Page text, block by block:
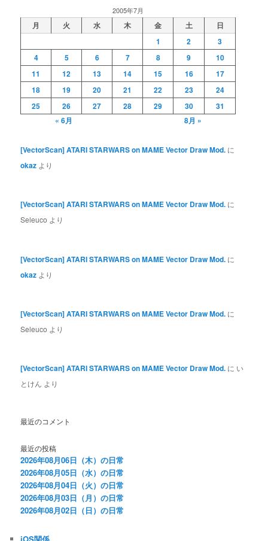
2005年7月
月 火 水 木 金 土
日
1
2
3
4
5 6 7 8 9
10
11
12 13 14 15 16
17
18
19 20 21 22 23
24
25
26 27 28 29 30
31
« 6月
8月 »
[VectorScan] ATARI STARWARS on MAME Vector Draw Mod. に
okaz より
[VectorScan] ATARI STARWARS on MAME Vector Draw Mod. に
Seleuco より
[VectorScan] ATARI STARWARS on MAME Vector Draw Mod. に
okaz より
[VectorScan] ATARI STARWARS on MAME Vector Draw Mod. に
Seleuco より
[VectorScan] ATARI STARWARS on MAME Vector Draw Mod. に い
とけん より
最近のコメント
最近の投稿
2026年08月06日（木）の日常
2026年08月05日（水）の日常
2026年08月04日（火）の日常
2026年08月03日（月）の日常
2026年08月02日（日）の日常
iOS関係